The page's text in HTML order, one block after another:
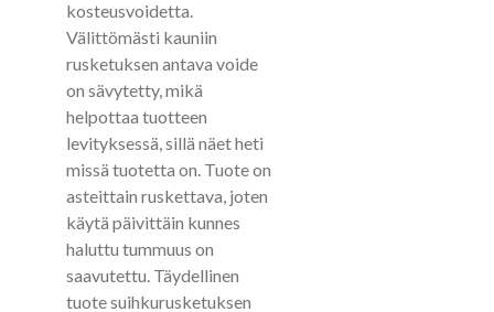
kosteusvoidetta.
Välittömästi kauniin
rusketuksen antava voide
on sävytetty, mikä
helpottaa tuotteen
levityksessä, sillä näet heti
missä tuotetta on. Tuote on
asteittain ruskettava, joten
käytä päivittäin kunnes
haluttu tummuus on
saavutettu. Täydellinen
tuote suihkurusketuksen